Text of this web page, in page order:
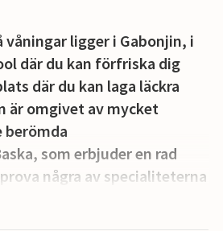
ligger i Gabonjin, i
där du kan förfriska dig
där du kan laga läckra
är omgivet av mycket
berömda
som erbjuder en rad
några av specialiteterna